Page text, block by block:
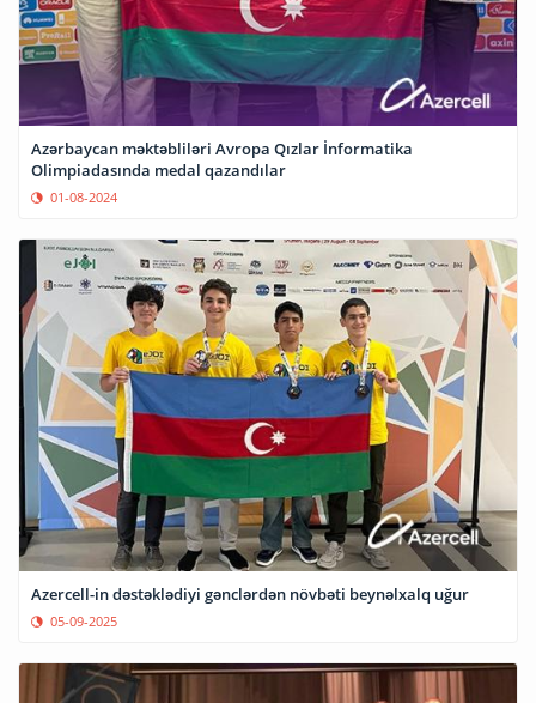
Azərbaycan məktəbliləri Avropa Qızlar İnformatika
Olimpiadasında medal qazandılar
01-08-2024
Azercell-in dəstəklədiyi gənclərdən növbəti beynəlxalq uğur
05-09-2025